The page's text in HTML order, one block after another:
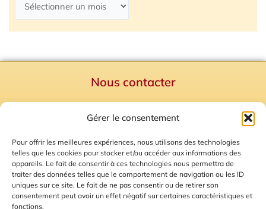
Gérer le consentement
Pour offrir les meilleures expériences, nous utilisons des technologies
telles que les cookies pour stocker et/ou accéder aux informations des
appareils. Le fait de consentir à ces technologies nous permettra de
traiter des données telles que le comportement de navigation ou les ID
uniques sur ce site. Le fait de ne pas consentir ou de retirer son
consentement peut avoir un effet négatif sur certaines caractéristiques et
fonctions.
Nous contacter
Mentions Légales
Plan du site
Gestion des Cookies